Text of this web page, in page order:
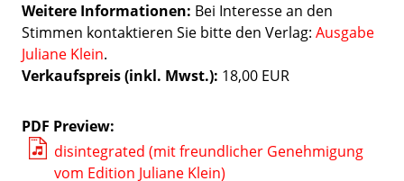
Weitere Informationen: Bei Interesse an den
Stimmen kontaktieren Sie bitte den Verlag: Ausgabe
Juliane Klein.
Verkaufspreis (inkl. Mwst.): 18,00 EUR
PDF Preview
disintegrated (mit freundlicher Genehmigung
vom Edition Juliane Klein)